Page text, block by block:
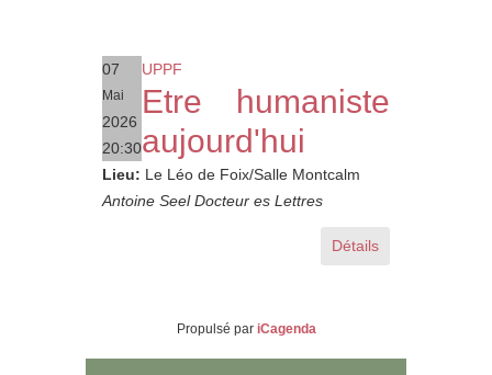
07
Mai
2026
20:30
UPPF
Etre humaniste
aujourd'hui
Lieu: Le Léo de Foix/Salle Montcalm
Antoine Seel Docteur es Lettres
Détails
Propulsé par iCagenda